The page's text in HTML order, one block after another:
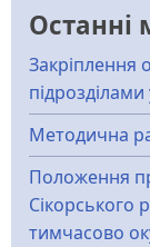
Останні
Закріплення
Методична
Положення
Сікорського
тимчасово